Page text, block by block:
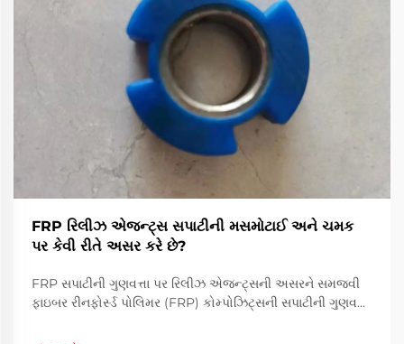
FRP રિલીઝ એજન્ટ્સ સપાટીની મસમોટાઈ અને ચમક
પર કેવી રીતે અસર કરે છે?
FRP સપાટીની ગુણવત્તા પર રિલીઝ એજન્ટ્સની અસરને સમજવી
ફાઇબર રીનફોર્સ્ડ પોલિમર (FRP) કોમ્પોઝિટ્સની સપાટીની ગુણવત્તા
રિલીઝ એજન્ટ્સ ઉત્પાદન પ્રક્રિયામાં મૂળભૂત ઘટકો છે.